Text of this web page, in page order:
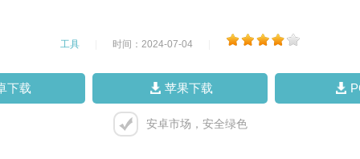
工具 时间：2024-07-04
下载 苹果下载
安卓市场，安全绿色